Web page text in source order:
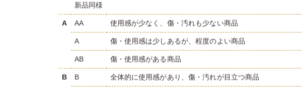
新品同様
A AA 使用感が少なく、傷・汚れも少ない商品
A 傷・使用感は少しあるが、程度のよい商品
AB 傷・使用感がある商品
B B 全体的に使用感があり、傷・汚れが目立つ商品